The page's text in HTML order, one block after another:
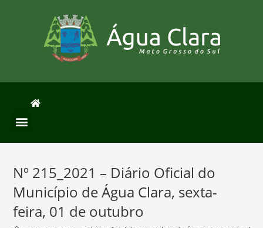
Nº 215_2021 – Diário Oficial do
Município de Água Clara, sexta-
feira, 01 de outubro